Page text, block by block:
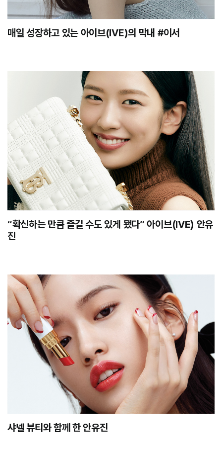
매일 성장하고 있는 아이브(IVE)의 막내 #이서
“확신하는 만큼 즐길 수도 있게 됐다” 아이브(IVE) 안유
진
샤넬 뷰티와 함께 한 안유진